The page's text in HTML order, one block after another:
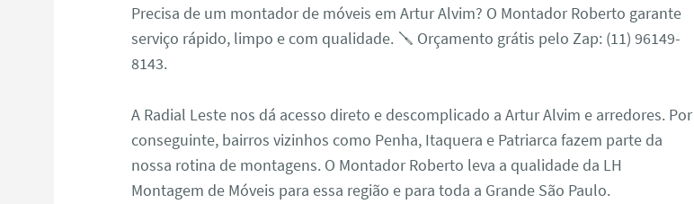
Precisa de um montador de móveis em Artur Alvim? O Montador Roberto garante
serviço rápido, limpo e com qualidade. 🪛 Orçamento grátis pelo Zap: (11) 96149-
8143.
A Radial Leste nos dá acesso direto e descomplicado a Artur Alvim e arredores. Por
conseguinte, bairros vizinhos como Penha, Itaquera e Patriarca fazem parte da
nossa rotina de montagens. O Montador Roberto leva a qualidade da LH
Montagem de Móveis para essa região e para toda a Grande São Paulo.